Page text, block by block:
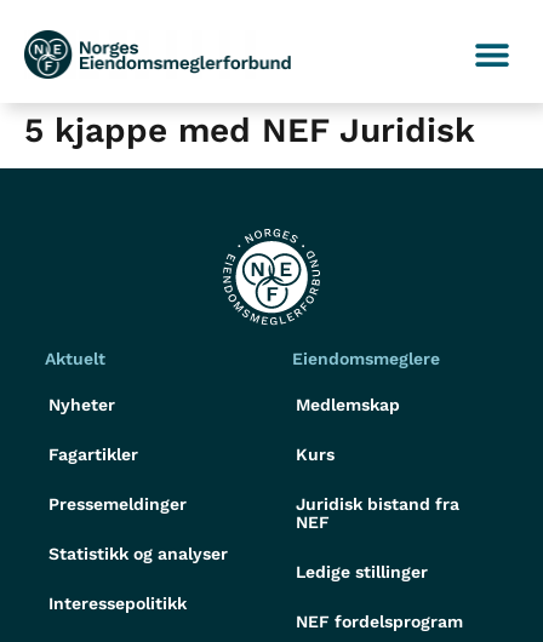
5 kjappe med NEF Juridisk
Aktuelt
Nyheter
Fagartikler
Pressemeldinger
Statistikk og analyser
Interessepolitikk
Eiendomsmeglere
Medlemskap
Kurs
Juridisk bistand fra
NEF
Ledige stillinger
NEF fordelsprogram